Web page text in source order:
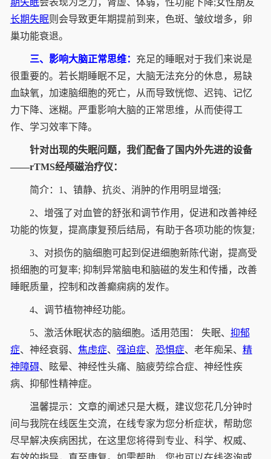
长期失眠则会导致更年期提前到来，色斑、皱纹增多，卵
巢功能衰退。
三、影响大脑正常思维： 充足的睡眠对于我们来说是
很重要的。若长期睡眠不足，大脑无法充分的休息，易缺
血缺氧，加速脑细胞的死亡，从而导致恍惚、迟钝、记忆
力下降、迷糊。严重影响大脑的正常思维，从而使得工
作、学习效率下降。
针对出现的失眠问题，我们配备了国内外先进的设备
——rTMS经颅磁治疗仪：
简介：1、镇静、抗炎、消肿的作用明显增强;
2、增强了对血管的舒张和调节作用，促进和改善神经
功能的恢复，提高康复预后结局，有助于各项功能的恢复;
3、对损伤的脑细胞可起到促进细胞新陈代谢，提高受
损细胞的可复率; 抑制异常脑电和脑磁的发生和传播，改善
睡眠质量，控制和改善癫痫病的发作。
4、调节植物神经功能。
5、激活休眠状态的脑细胞。适用范围： 失眠、 抑郁
症、神经衰弱、 焦虑症、 强迫症、 恐惧症、老年痴呆、 精
神障碍、眩晕、神经性头痛、脑疲劳综合症、神经性疾
病、抑郁性精神症。
温馨提示：文章的阐述只是大概，建议您花几分钟时
间与我院在线医生交流，在线专家为您分析症状，帮助您
尽早解决疾病困扰，在这里您将得到专业、科学、权威、